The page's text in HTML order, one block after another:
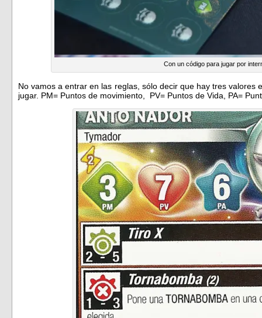
Con un código para jugar por
No vamos a entrar en las reglas, sólo decir que hay tres valores
jugar. PM= Puntos de movimiento, PV= Puntos de Vida, PA=